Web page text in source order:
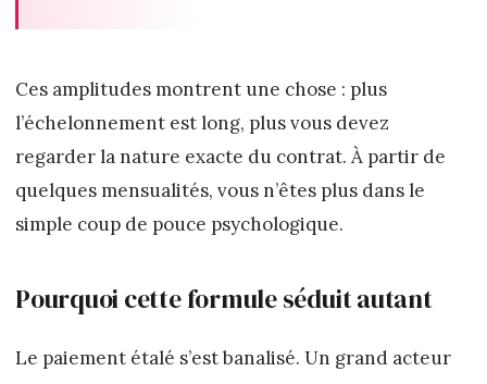
Ces amplitudes montrent une chose : plus
l’échelonnement est long, plus vous devez
regarder la nature exacte du contrat. À partir de
quelques mensualités, vous n’êtes plus dans le
simple coup de pouce psychologique.
Pourquoi cette formule séduit autant
Le paiement étalé s’est banalisé. Un grand acteur